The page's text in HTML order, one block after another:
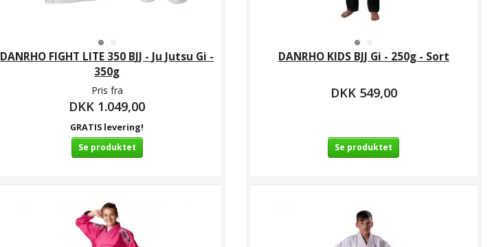
DANRHO FIGHT LITE 350 BJJ - Ju Jutsu Gi -
350g
Pris fra
DKK 1.049,00
GRATIS levering!
Se produktet
DANRHO KIDS BJJ Gi - 250g - Sort
DKK 549,00
Se produktet